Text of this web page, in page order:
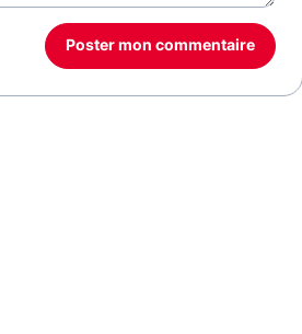
Poster mon commentaire